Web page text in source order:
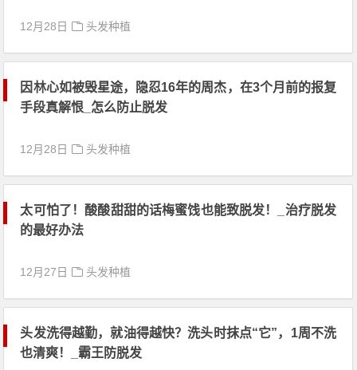
12月28日 头发种植
因林心如被毁星途，隐忍16年的周杰，在3个月前的报复
手段真解恨_怎么防止脱发
12月28日 头发种植
太可怕了！酸酸甜甜的话梅蜜饯也能致脱发！_治疗脱发
的最好办法
12月27日 头发种植
头发洗得越勤，就油得越快？洗头时抹点“它”，1周不洗
也清爽！_霸王防脱发